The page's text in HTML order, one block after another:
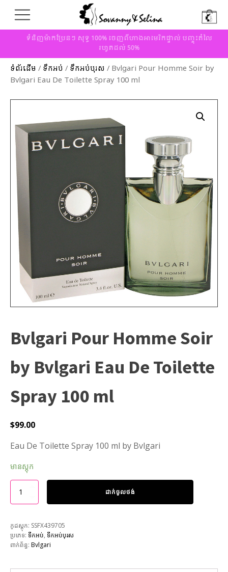
ទំនិញម៉ាកប្រែនៗ សុទ្ធ 100% ចេញពីហាងអាមេរិកផ្ទាល់ បញ្ចុះតំលៃ
រហូតដល់ 50%
ទំព័រដើម / ទឹកអប់ / ទឹកអប់បុរស / Bvlgari Pour Homme Soir by
Bvlgari Eau De Toilette Spray 100 ml
Bvlgari Pour Homme Soir
by Bvlgari Eau De Toilette
Spray 100 ml
$99.00
Eau De Toilette Spray 100 ml by Bvlgari
មានស្តុក
ដាក់ចូលថង់
កូដស្តុក: SSFX439705
ប្រភេទ: ទឹកអប់, ទឹកអប់បុរស
ពាក់ព័ន្ធ: Bvlgari